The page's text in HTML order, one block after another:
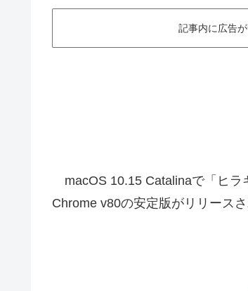
記事内に広告
macOS 10.15 Catalinaで「ヒラ
Chrome v80の安定版がリリース